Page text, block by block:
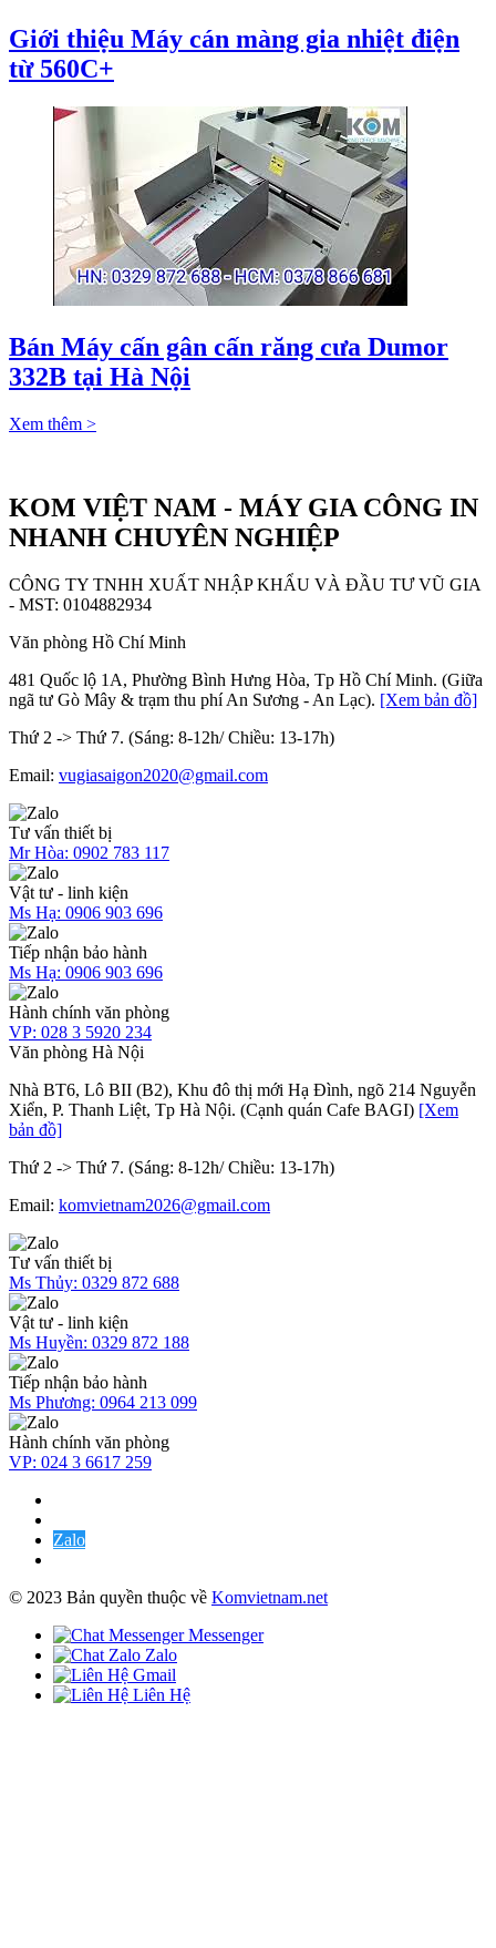
Giới thiệu Máy cán màng gia nhiệt điện
từ 560C+
Bán Máy cấn gân cấn răng cưa Dumor
332B tại Hà Nội
Xem thêm >
KOM VIỆT NAM - MÁY GIA CÔNG IN
NHANH CHUYÊN NGHIỆP
CÔNG TY TNHH XUẤT NHẬP KHẨU VÀ ĐẦU TƯ VŨ GIA
- MST: 0104882934
Văn phòng Hồ Chí Minh
481 Quốc lộ 1A, Phường Bình Hưng Hòa, Tp Hồ Chí Minh. (Giữa
ngã tư Gò Mây & trạm thu phí An Sương - An Lạc). [Xem bản đồ]
Thứ 2 -> Thứ 7. (Sáng: 8-12h/ Chiều: 13-17h)
Email: vugiasaigon2020@gmail.com
Tư vấn thiết bị
Mr Hòa: 0902 783 117
Vật tư - linh kiện
Ms Hạ: 0906 903 696
Tiếp nhận bảo hành
Ms Hạ: 0906 903 696
Hành chính văn phòng
VP: 028 3 5920 234
Văn phòng Hà Nội
Nhà BT6, Lô BII (B2), Khu đô thị mới Hạ Đình, ngõ 214 Nguyễn
Xiển, P. Thanh Liệt, Tp Hà Nội. (Cạnh quán Cafe BAGI) [Xem
bản đồ]
Thứ 2 -> Thứ 7. (Sáng: 8-12h/ Chiều: 13-17h)
Email: komvietnam2026@gmail.com
Tư vấn thiết bị
Ms Thủy: 0329 872 688
Vật tư - linh kiện
Ms Huyền: 0329 872 188
Tiếp nhận bảo hành
Ms Phương: 0964 213 099
Hành chính văn phòng
VP: 024 3 6617 259
Zalo
© 2023 Bản quyền thuộc về Komvietnam.net
Messenger
Zalo
Gmail
Liên Hệ